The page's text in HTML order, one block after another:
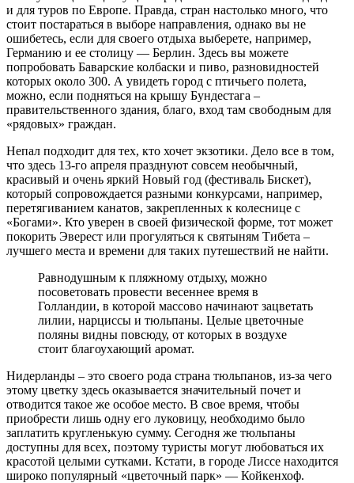
и для туров по Европе. Правда, стран настолько много, что
стоит постараться в выборе направления, однако вы не
ошибетесь, если для своего отдыха выберете, например,
Германию и ее столицу — Берлин. Здесь вы можете
попробовать Баварские колбаски и пиво, разновидностей
которых около 300. А увидеть город с птичьего полета,
можно, если подняться на крышу Бундестага –
правительственного здания, благо, вход там свободным для
«рядовых» граждан.
Непал подходит для тех, кто хочет экзотики. Дело все в том,
что здесь 13-го апреля празднуют совсем необычный,
красивый и очень яркий Новый год (фестиваль Бискет),
который сопровождается разными конкурсами, например,
перетягиванием канатов, закрепленных к колеснице с
«Богами». Кто уверен в своей физической форме, тот может
покорить Эверест или прогуляться к святыням Тибета –
лучшего места и времени для таких путешествий не найти.
Равнодушным к пляжному отдыху, можно
посоветовать провести весеннее время в
Голландии, в которой массово начинают зацветать
лилии, нарциссы и тюльпаны. Целые цветочные
поляны видны повсюду, от которых в воздухе
стоит благоухающий аромат.
Нидерланды – это своего рода страна тюльпанов, из-за чего
этому цветку здесь оказывается значительный почет и
отводится такое же особое место. В свое время, чтобы
приобрести лишь одну его луковицу, необходимо было
заплатить кругленькую сумму. Сегодня же тюльпаны
доступны для всех, поэтому туристы могут любоваться их
красотой целыми сутками. Кстати, в городе Лиссе находится
широко популярный «цветочный парк» — Койкенхоф.